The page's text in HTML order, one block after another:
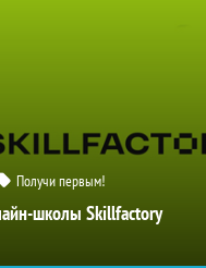
Получи первым!
школы Skillfactory